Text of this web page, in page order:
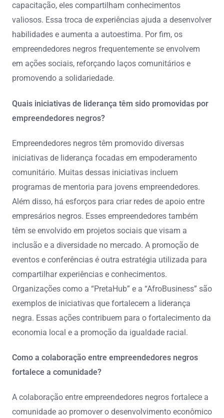
capacitação, eles compartilham conhecimentos
valiosos. Essa troca de experiências ajuda a desenvolver
habilidades e aumenta a autoestima. Por fim, os
empreendedores negros frequentemente se envolvem
em ações sociais, reforçando laços comunitários e
promovendo a solidariedade.
Quais iniciativas de liderança têm sido promovidas por
empreendedores negros?
Empreendedores negros têm promovido diversas
iniciativas de liderança focadas em empoderamento
comunitário. Muitas dessas iniciativas incluem
programas de mentoria para jovens empreendedores.
Além disso, há esforços para criar redes de apoio entre
empresários negros. Esses empreendedores também
têm se envolvido em projetos sociais que visam a
inclusão e a diversidade no mercado. A promoção de
eventos e conferências é outra estratégia utilizada para
compartilhar experiências e conhecimentos.
Organizações como a “PretaHub” e a “AfroBusiness” são
exemplos de iniciativas que fortalecem a liderança
negra. Essas ações contribuem para o fortalecimento da
economia local e a promoção da igualdade racial.
Como a colaboração entre empreendedores negros
fortalece a comunidade?
A colaboração entre empreendedores negros fortalece a
comunidade ao promover o desenvolvimento econômico